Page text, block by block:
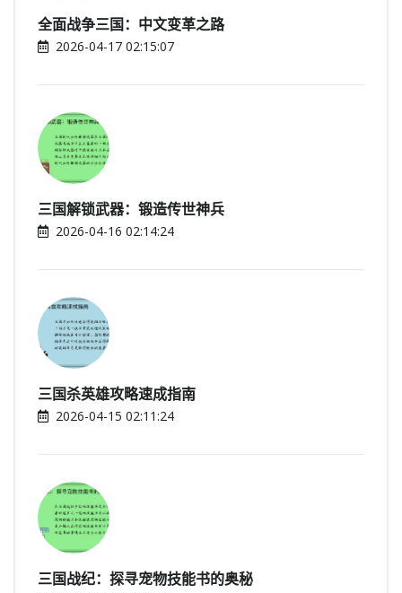
全面战争三国：中文变革之路
2026-04-17 02:15:07
三国解锁武器：锻造传世神兵
2026-04-16 02:14:24
三国杀英雄攻略速成指南
2026-04-15 02:11:24
三国战纪：探寻宠物技能书的奥秘